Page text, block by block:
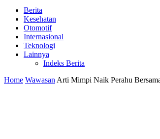
Berita
Kesehatan
Otomotif
Internasional
Teknologi
Lainnya
Indeks Berita
Home Wawasan Arti Mimpi Naik Perahu